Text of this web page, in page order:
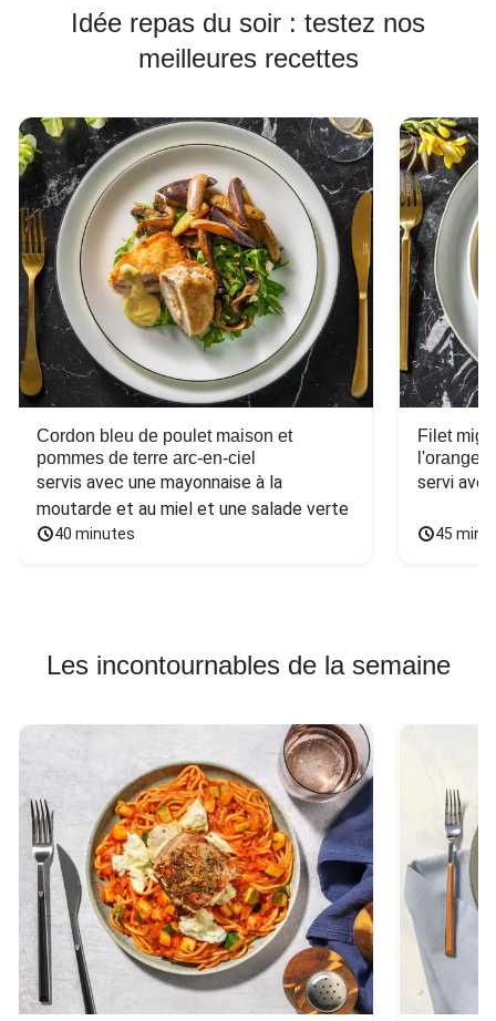
Idée repas du soir : testez nos
meilleures recettes
Cordon bleu de poulet maison et
pommes de terre arc-en-ciel
servis avec une mayonnaise à la
moutarde et au miel et une salade verte
40 minutes
Filet
l'orange
servi
45
Les incontournables de la semaine